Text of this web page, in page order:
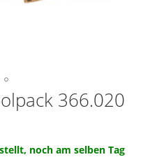
366.020
noch am selben Tag